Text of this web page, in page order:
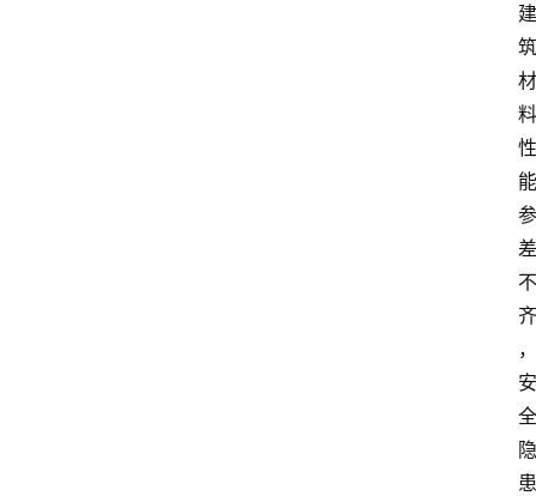
建
筑
材
料
性
能
参
差
不
齐
，
安
全
隐
患